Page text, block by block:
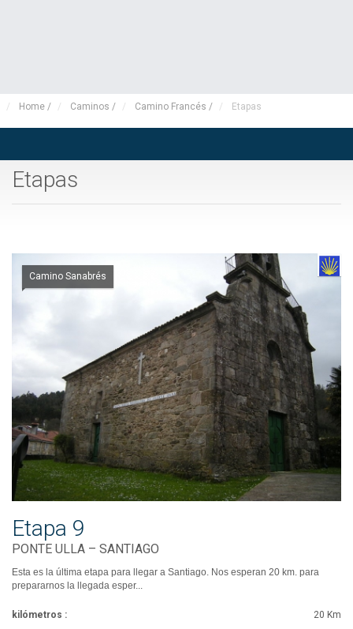
Home / Caminos / Camino Francés / Etapas
Etapas
Camino Sanabrés
Etapa 9
PONTE ULLA – SANTIAGO
Esta es la última etapa para llegar a Santiago. Nos esperan 20 km. para
prepararnos la llegada esper...
kilómetros : 20 Km